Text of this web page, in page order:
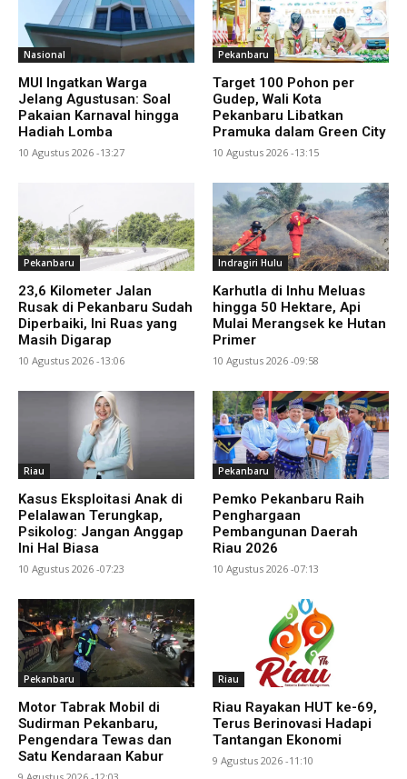
Nasional
MUI Ingatkan Warga
Jelang Agustusan: Soal
Pakaian Karnaval hingga
Hadiah Lomba
10 Agustus 2026 -13:27
Pekanbaru
Target 100 Pohon per
Gudep, Wali Kota
Pekanbaru Libatkan
Pramuka dalam Green City
10 Agustus 2026 -13:15
Pekanbaru
23,6 Kilometer Jalan
Rusak di Pekanbaru Sudah
Diperbaiki, Ini Ruas yang
Masih Digarap
10 Agustus 2026 -13:06
Indragiri Hulu
Karhutla di Inhu Meluas
hingga 50 Hektare, Api
Mulai Merangsek ke Hutan
Primer
10 Agustus 2026 -09:58
Riau
Kasus Eksploitasi Anak di
Pelalawan Terungkap,
Psikolog: Jangan Anggap
Ini Hal Biasa
10 Agustus 2026 -07:23
Pekanbaru
Pemko Pekanbaru Raih
Penghargaan
Pembangunan Daerah
Riau 2026
10 Agustus 2026 -07:13
Pekanbaru
Motor Tabrak Mobil di
Sudirman Pekanbaru,
Pengendara Tewas dan
Satu Kendaraan Kabur
Riau
Riau Rayakan HUT ke-69,
Terus Berinovasi Hadapi
Tantangan Ekonomi
9 Agustus 2026 -11:10